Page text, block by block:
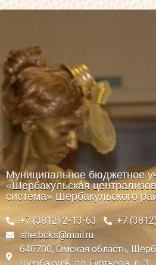
Муниципальное бюджетное
«Шербакульская
система» Шербакульского
+7 (3812) 2-13-63
+7
sherbcks@mail.ru
646700, Омская область,